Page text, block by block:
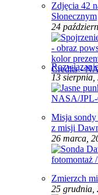
Zdjęcia 42
Słonecznym
24
13 sierpnia,
Misja
z misji
26 marca,
Zmierzch
25 grudnia,